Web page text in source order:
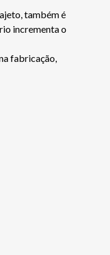
também é
incrementa o
fabricação,